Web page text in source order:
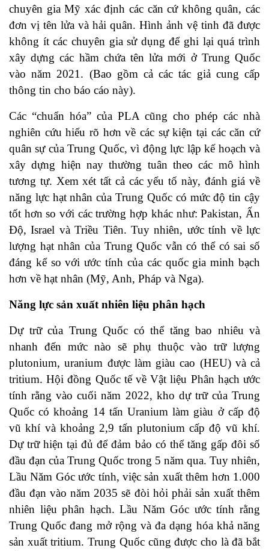
chuyên gia Mỹ xác định các căn cứ không quân, các
đơn vị tên lửa và hải quân. Hình ảnh vệ tinh đã được
không ít các chuyên gia sử dụng để ghi lại quá trình
xây dựng các hầm chứa tên lửa mới ở Trung Quốc
vào năm 2021. (Bao gồm cả các tác giả cung cấp
thông tin cho báo cáo này).
Các “chuẩn hóa” của PLA cũng cho phép các nhà
nghiên cứu hiểu rõ hơn về các sự kiện tại các căn cứ
quân sự của Trung Quốc, vì động lực lập kế hoạch và
xây dựng hiện nay thường tuân theo các mô hình
tương tự. Xem xét tất cả các yếu tố này, đánh giá về
năng lực hạt nhân của Trung Quốc có mức độ tin cậy
tốt hơn so với các trường hợp khác như: Pakistan, Ấn
Độ, Israel và Triều Tiên. Tuy nhiên, ước tính về lực
lượng hạt nhân của Trung Quốc vẫn có thể có sai số
đáng kể so với ước tính của các quốc gia minh bạch
hơn về hạt nhân (Mỹ, Anh, Pháp và Nga).
Năng lực sản xuất nhiên liệu phân hạch
Dự trữ của Trung Quốc có thể tăng bao nhiêu và
nhanh đến mức nào sẽ phụ thuộc vào trữ lượng
plutonium, uranium được làm giàu cao (HEU) và cả
tritium. Hội đồng Quốc tế về Vật liệu Phân hạch ước
tính rằng vào cuối năm 2022, kho dự trữ của Trung
Quốc có khoảng 14 tấn Uranium làm giàu ở cấp độ
vũ khí và khoảng 2,9 tấn plutonium cấp độ vũ khí.
Dự trữ hiện tại đủ để đảm bảo có thể tăng gấp đôi số
đầu đạn của Trung Quốc trong 5 năm qua. Tuy nhiên,
Lầu Năm Góc ước tính, việc sản xuất thêm hơn 1.000
đầu đạn vào năm 2035 sẽ đòi hỏi phải sản xuất thêm
nhiên liệu phân hạch. Lầu Năm Góc ước tính rằng
Trung Quốc đang mở rộng và đa dạng hóa khả năng
sản xuất tritium. Trung Quốc cũng được cho là đã bắt